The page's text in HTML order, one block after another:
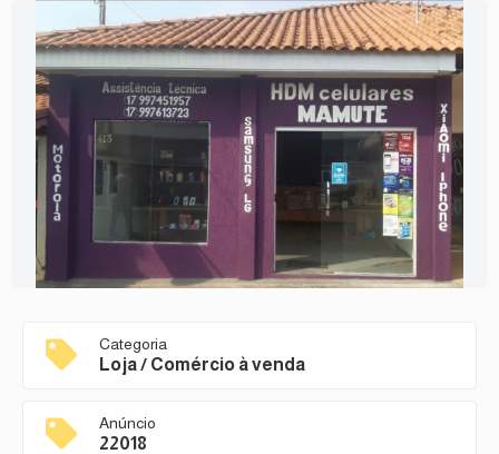
Categoria
Loja / Comércio à venda
Anúncio
22018